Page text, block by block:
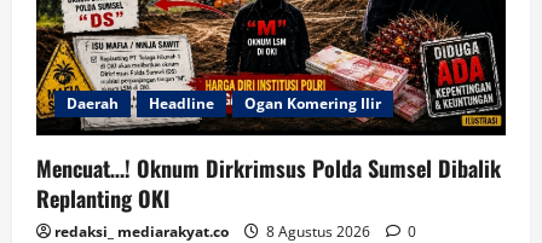
Daerah Headline Ogan Komering Ilir
Mencuat…! Oknum Dirkrimsus Polda Sumsel Dibalik
Replanting OKI
redaksi_ mediarakyat.co 8 Agustus 2026 0